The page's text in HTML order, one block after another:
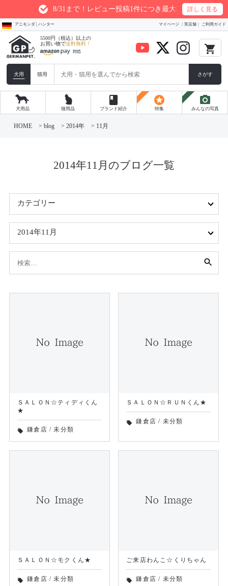
8/31まで！レビュー投稿1件につき最大200ptプレゼント
詳しく見る
アニモンダ | ハンター マイページ 実店舗 ご利用ガイド
5500円（税込）以上の
お買い物で送料無料！ local_grocery_store
犬用 猫用 さがす
犬用品 猫用品
book
ブランド紹介
stars
特集
photo_camera
みんなの写真
HOME > blog > 2014年 > 11月
2014年11月のブログ一覧
カテゴリー
2014年11月
ＳＡＬＯＮ☆ティディくん
★
local_offer 鎌倉店 /未分類
ＳＡＬＯＮ☆ＲＵＮくん★
local_offer 鎌倉店 / 未分類
ＳＡＬＯＮ☆モクくん★
local_offer 鎌倉店 /未分類
ご来店わんこ☆くりちゃん
local_offer 鎌倉店 / 未分類